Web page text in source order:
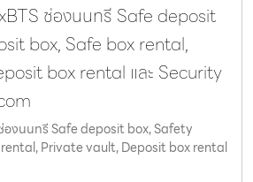
ช่องนนทรี Safe deposit
box, Safe box rental,
box rental และ Security
งนนทรี Safe deposit box, Safety
Private vault, Deposit box rental